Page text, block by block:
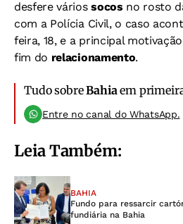
desfere váriossocos no rosto
com a Polícia Civil, o caso
feira, 18, e a principal
fim do relacionamento.
Tudo sobreBahiaem
Entre no canal do WhatsApp.
Leia Também:
BAHIA
Fundo para ressarcir
fundiária na Bahia